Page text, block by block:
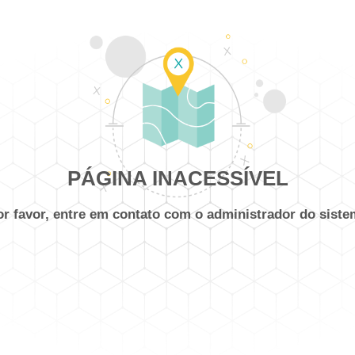
PÁGINA INACESSÍVEL
favor, entre em contato com o administrador do